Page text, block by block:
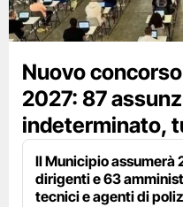
Nuovo
2027: 87
indeterminato,
Il Municipio assumerà
dirigenti e 63
tecnici e agenti di